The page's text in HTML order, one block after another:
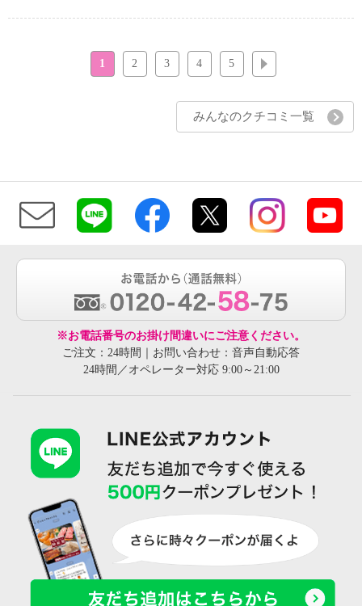
1 2 3 4 5
みんなのクチコミ一覧
※お電話番号のお掛け間違いにご注意ください。
ご注文：24時間｜お問い合わせ：音声自動応答
24時間／オペレーター対応 9:00～21:00